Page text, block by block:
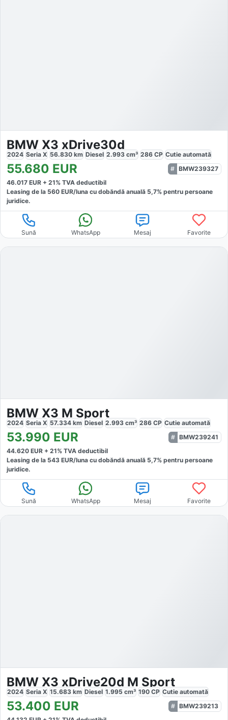
BMW X3 xDrive30d
2024 Seria X 56.830 km Diesel 2.993 cm³ 286 CP Cutie automată
55.680 EUR
BMW239327
46.017 EUR + 21% TVA deductibil
Leasing de la 560 EUR/luna cu dobăndă anuală 5,7% pentru persoane
juridice.
Sună WhatsApp Mesaj Favorite
BMW X3 M Sport
2024 Seria X 57.334 km Diesel 2.993 cm³ 286 CP Cutie automată
53.990 EUR
BMW239241
44.620 EUR + 21% TVA deductibil
Leasing de la 543 EUR/luna cu dobăndă anuală 5,7% pentru persoane
juridice.
Sună WhatsApp Mesaj Favorite
BMW X3 xDrive20d M Sport
2024 Seria X 15.683 km Diesel 1.995 cm³ 190 CP Cutie automată
53.400 EUR
BMW239213